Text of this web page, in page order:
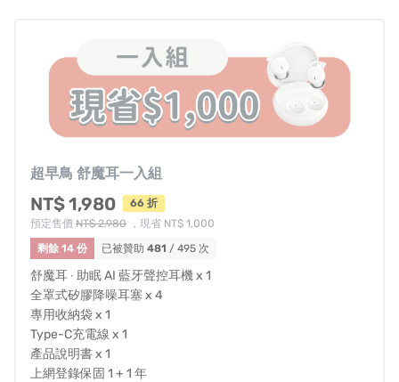
超早鳥 舒魔耳一入組
NT$ 1,980
66 折
預定售價 NT$ 2,980 ，現省 NT$ 1,000
剩餘 14 份
已被贊助 481 / 495 次
舒魔耳 ‧ 助眠 AI 藍牙聲控耳機 x 1
全罩式矽膠降噪耳塞 x 4
專用收納袋 x 1
Type-C充電線 x 1
產品說明書 x 1
上網登錄保固 1 + 1 年